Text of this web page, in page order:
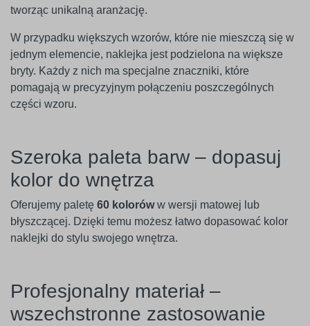
tworząc unikalną aranżację.
W przypadku większych wzorów, które nie mieszczą się w
jednym elemencie, naklejka jest podzielona na większe
bryty. Każdy z nich ma specjalne znaczniki, które
pomagają w precyzyjnym połączeniu poszczególnych
części wzoru.
Szeroka paleta barw – dopasuj
kolor do wnętrza
Oferujemy paletę 60 koloróww wersji matowej lub
błyszczącej. Dzięki temu możesz łatwo dopasować kolor
naklejki do stylu swojego wnętrza.
Profesjonalny materiał –
wszechstronne zastosowanie